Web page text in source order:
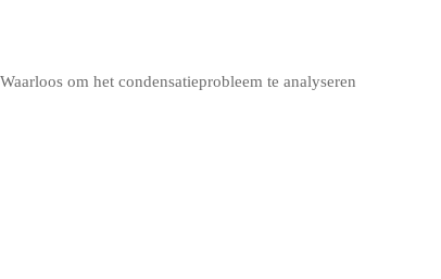
om het condensatieprobleem te analyseren